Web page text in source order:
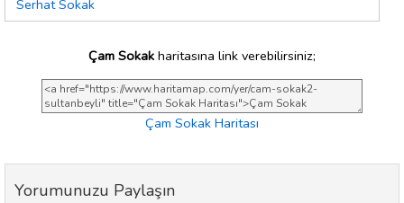
Serhat Sokak
Çam Sokak haritasına link verebilirsiniz;
Çam Sokak Haritası
Yorumunuzu Paylaşın